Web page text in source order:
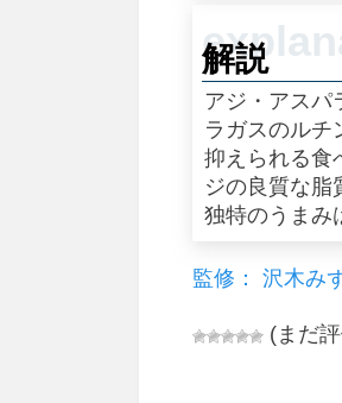
解説
アジ・アスパ
ラガスのルチ
抑えられる食
ジの良質な脂
独特のうまみ
監修： 沢木み
(まだ